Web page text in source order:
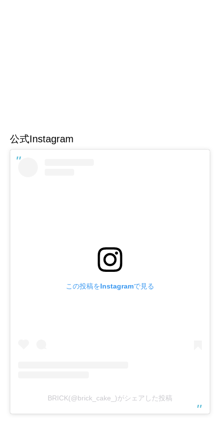
公式Instagram
この投稿をInstagramで見る
BRICK(@brick_cake_)がシェアした投稿